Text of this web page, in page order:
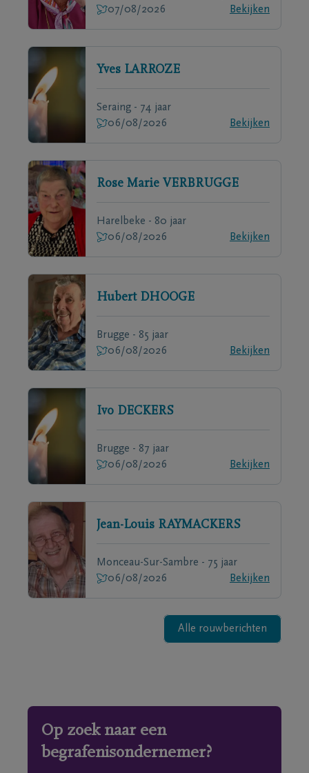
07/08/2026
Bekijken
Yves LARROZE
Seraing - 74 jaar
06/08/2026
Bekijken
Rose Marie VERBRUGGE
Harelbeke - 80 jaar
06/08/2026
Bekijken
Hubert DHOOGE
Brugge - 85 jaar
06/08/2026
Bekijken
Ivo DECKERS
Brugge - 87 jaar
06/08/2026
Bekijken
Jean-Louis RAYMACKERS
Monceau-Sur-Sambre - 75 jaar
06/08/2026
Bekijken
Alle rouwberichten
Op zoek naar een
begrafenisondernemer?